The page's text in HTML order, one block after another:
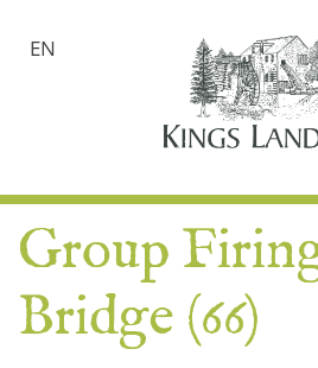
EN
Group
Bridge (66)